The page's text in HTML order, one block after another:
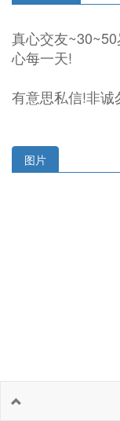
真心交友
心每一天!
有意思私信!非
图片